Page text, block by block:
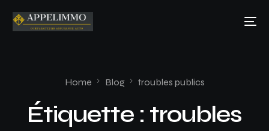
Home Blog troubles publics
Étiquette : troubles